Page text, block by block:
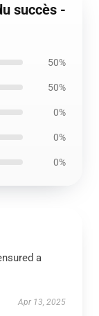
succès -
50%
50%
0%
0%
0%
a
Apr 13, 2025